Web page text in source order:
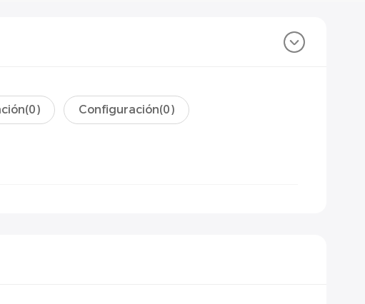
0) Configuración(0)